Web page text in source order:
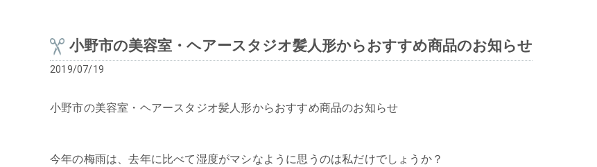
小野市の美容室・ヘアースタジオ髪人形からおすすめ商品のお知らせ
2019/07/19
小野市の美容室・ヘアースタジオ髪人形からおすすめ商品のお知らせ
今年の梅雨は、去年に比べて湿度がマシなように思うのは私だけでしょうか？